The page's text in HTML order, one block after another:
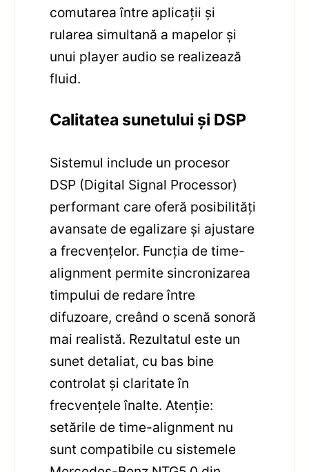
comutarea între aplicații și
rularea simultană a mapelor și
unui player audio se realizează
fluid.
Calitatea sunetului și DSP
Sistemul include un procesor
DSP (Digital Signal Processor)
performant care oferă posibilități
avansate de egalizare și ajustare
a frecvențelor. Funcția de time-
alignment permite sincronizarea
timpului de redare între
difuzoare, creând o scenă sonoră
mai realistă. Rezultatul este un
sunet detaliat, cu bas bine
controlat și claritate în
frecvențele înalte. Atenție:
setările de time-alignment nu
sunt compatibile cu sistemele